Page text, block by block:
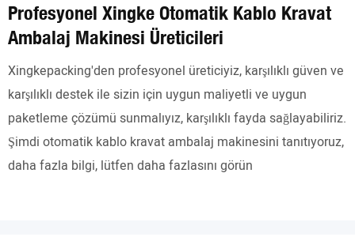
Profesyonel Xingke Otomatik Kablo Kravat
Ambalaj Makinesi Üreticileri
Xingkepacking'den profesyonel üreticiyiz, karşılıklı güven ve
karşılıklı destek ile sizin için uygun maliyetli ve uygun
paketleme çözümü sunmalıyız, karşılıklı fayda sağlayabiliriz.
Şimdi otomatik kablo kravat ambalaj makinesini tanıtıyoruz,
daha fazla bilgi, lütfen daha fazlasını görün